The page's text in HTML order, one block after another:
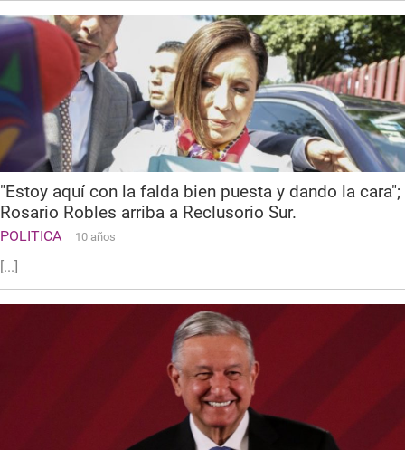
"Estoy aquí con la falda bien puesta y dando la cara";
Rosario Robles arriba a Reclusorio Sur.
POLITICA 10 años
[...]